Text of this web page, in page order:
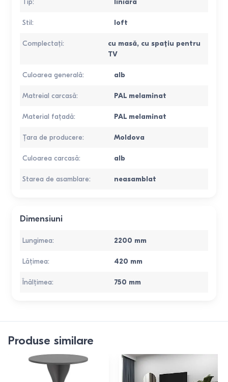
Stil: loft
Complectați: cu masă, cu spațiu pentru
TV
Culoarea generală: alb
Matreial carcasă: PAL melaminat
Material fațadă: PAL melaminat
Țara de producere: Moldova
Culoarea carcasă: alb
Starea de asamblare: neasamblat
Dimensiuni
Lungimea: 2200 mm
Lățimea: 420 mm
Înălțimea: 750 mm
Produse similare